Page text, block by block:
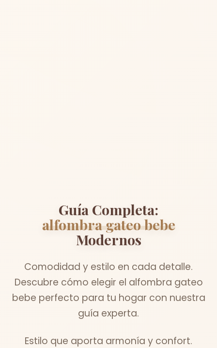
Guía Completa:
alfombra gateo bebe
Modernos
Comodidad y estilo en cada detalle.
Descubre cómo elegir el alfombra gateo
bebe perfecto para tu hogar con nuestra
guía experta.
Estilo que aporta armonía y confort.